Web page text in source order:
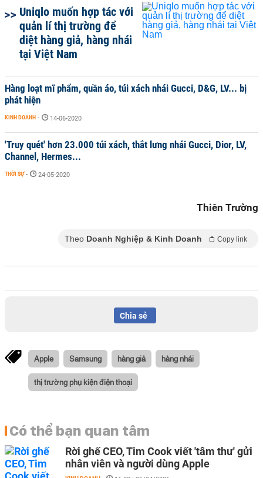
Uniqlo muốn hợp tác với
quản lí thị trường để
diệt hàng giả, hàng nhái
tại Việt Nam
Hàng loạt mĩ phẩm, quần áo, túi xách nhái Gucci, D&G, LV... bị
phát hiện
KINH DOANH - 14-06-2020
'Truy quét' hơn 23.000 túi xách, thắt lưng nhái Gucci, Dior, LV,
Channel, Hermes...
THỜI SỰ - 24-05-2020
Thiên Trường
Theo Doanh Nghiệp & Kinh Doanh Copy link
Chia sẻ
Apple Samsung hàng giả hàng nhái
thị trường phụ kiện điện thoại
Có thể bạn quan tâm
Rời ghế CEO, Tim Cook viết 'tâm thư' gửi
nhân viên và người dùng Apple